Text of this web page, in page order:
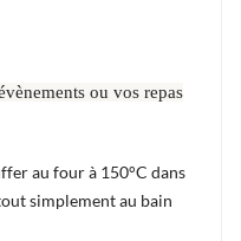
ou vos repas
au four à 150°C dans
simplement au bain